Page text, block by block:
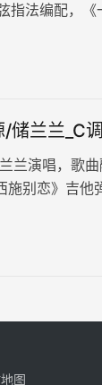
指法编配，
储兰兰_C
兰演唱，歌
施别恋》吉他
图